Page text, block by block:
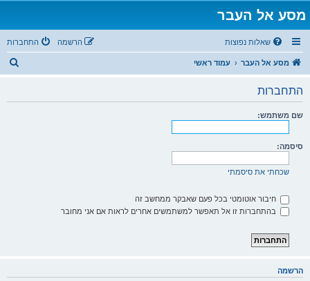
מסע אל העבר
שאלות נפוצות התחברות הרשמה
מסע אל העבר עמוד ראשי
התחברות
שם משתמש:
סיסמה:
שכחתי את סיסמתי
חיבור אוטומטי בכל פעם שאבקר ממחשב זה
בהתחברות זו אל תאפשר למשתמשים אחרים לראות אם אני מחובר
הרשמה